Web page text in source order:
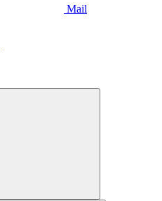
Mail